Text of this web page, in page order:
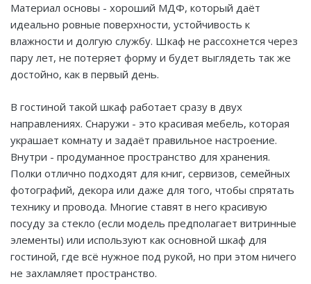
Материал основы - хороший МДФ, который даёт
идеально ровные поверхности, устойчивость к
влажности и долгую службу. Шкаф не рассохнется через
пару лет, не потеряет форму и будет выглядеть так же
достойно, как в первый день.
В гостиной такой шкаф работает сразу в двух
направлениях. Снаружи - это красивая мебель, которая
украшает комнату и задаёт правильное настроение.
Внутри - продуманное пространство для хранения.
Полки отлично подходят для книг, сервизов, семейных
фотографий, декора или даже для того, чтобы спрятать
технику и провода. Многие ставят в него красивую
посуду за стекло (если модель предполагает витринные
элементы) или используют как основной шкаф для
гостиной, где всё нужное под рукой, но при этом ничего
не захламляет пространство.